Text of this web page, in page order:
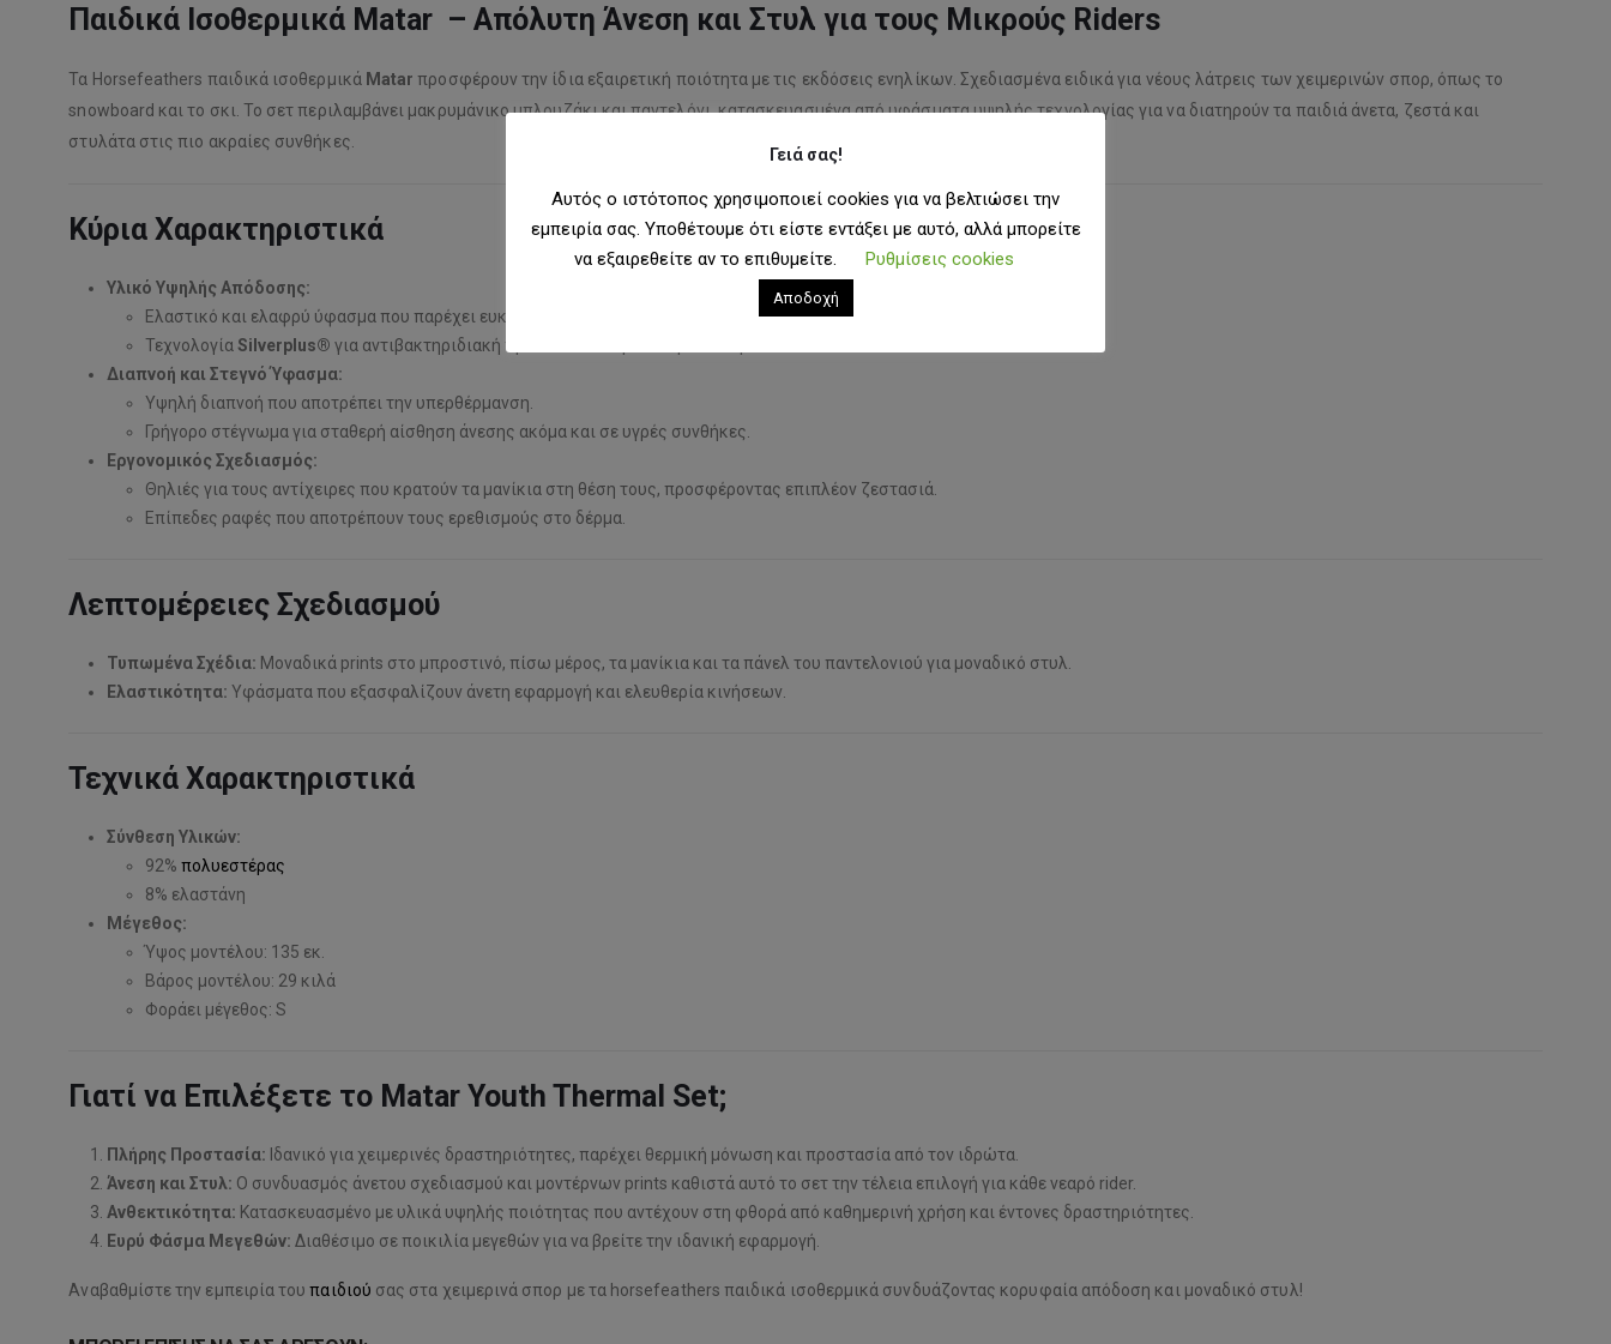
Παιδικά Ισοθερμικά Matar – Απόλυτη Άνεση και Στυλ για τους Μικρούς Riders
Τα Horsefeathers παιδικά ισοθερμικά Matar προσφέρουν την ίδια εξαιρετική ποιότητα με τις εκδόσεις ενηλίκων. Σχεδιασμένα ειδικά για νέους λάτρεις των χειμερινών σπορ, όπως το
snowboard και το σκι. Το σετ περιλαμβάνει μακρυμάνικο μπλουζάκι και παντελόνι, κατασκευασμένα από υφάσματα υψηλής τεχνολογίας για να διατηρούν τα παιδιά άνετα, ζεστά και
στυλάτα στις πιο ακραίες συνθήκες.
Κύρια Χαρακτηριστικά
Υλικό Υψηλής Απόδοσης:
Ελαστικό και ελαφρύ ύφασμα που παρέχει ευκινησία και άνεση κατά τη διάρκεια της δραστηριότητας.
ΤεχνολογίαSilverplus® για αντιβακτηριδιακή προστασία και μείωση των οσμών.
Διαπνοή και Στεγνό Ύφασμα:
Υψηλή διαπνοή που αποτρέπει την υπερθέρμανση.
Γρήγορο στέγνωμα για σταθερή αίσθηση άνεσης ακόμα και σε υγρές συνθήκες.
Εργονομικός Σχεδιασμός:
Θηλιές για τους αντίχειρες που κρατούν τα μανίκια στη θέση τους, προσφέροντας επιπλέον ζεστασιά.
Επίπεδες ραφές που αποτρέπουν τους ερεθισμούς στο δέρμα.
Λεπτομέρειες Σχεδιασμού
Τυπωμένα Σχέδια: Μοναδικά prints στο μπροστινό, πίσω μέρος, τα μανίκια και τα πάνελ του παντελονιού για μοναδικό στυλ.
Ελαστικότητα: Υφάσματα που εξασφαλίζουν άνετη εφαρμογή και ελευθερία κινήσεων.
Τεχνικά Χαρακτηριστικά
Σύνθεση Υλικών:
92%πολυεστέρας
8% ελαστάνη
Μέγεθος:
Ύψος μοντέλου: 135 εκ.
Βάρος μοντέλου: 29 κιλά
Φοράει μέγεθος: S
Γιατί να Επιλέξετε το Matar Youth Thermal Set;
Πλήρης Προστασία: Ιδανικό για χειμερινές δραστηριότητες, παρέχει θερμική μόνωση και προστασία από τον ιδρώτα.
Άνεση και Στυλ: Ο συνδυασμός άνετου σχεδιασμού και μοντέρνων prints καθιστά αυτό το σετ την τέλεια επιλογή για κάθε νεαρό rider.
Ανθεκτικότητα: Κατασκευασμένο με υλικά υψηλής ποιότητας που αντέχουν στη φθορά από καθημερινή χρήση και έντονες δραστηριότητες.
Ευρύ Φάσμα Μεγεθών: Διαθέσιμο σε ποικιλία μεγεθών για να βρείτε την ιδανική εφαρμογή.
Αναβαθμίστε την εμπειρία τουπαιδιού σας στα χειμερινά σπορ με τα horsefeathers παιδικά ισοθερμικά συνδυάζοντας κορυφαία απόδοση και μοναδικό στυλ!
Γειά σας!
Αυτός ο ιστότοπος χρησιμοποιεί cookies για να βελτιώσει την
εμπειρία σας. Υποθέτουμε ότι είστε εντάξει με αυτό, αλλά μπορείτε
να εξαιρεθείτε αν το επιθυμείτε.
Ρυθμίσεις cookies
Αποδοχή